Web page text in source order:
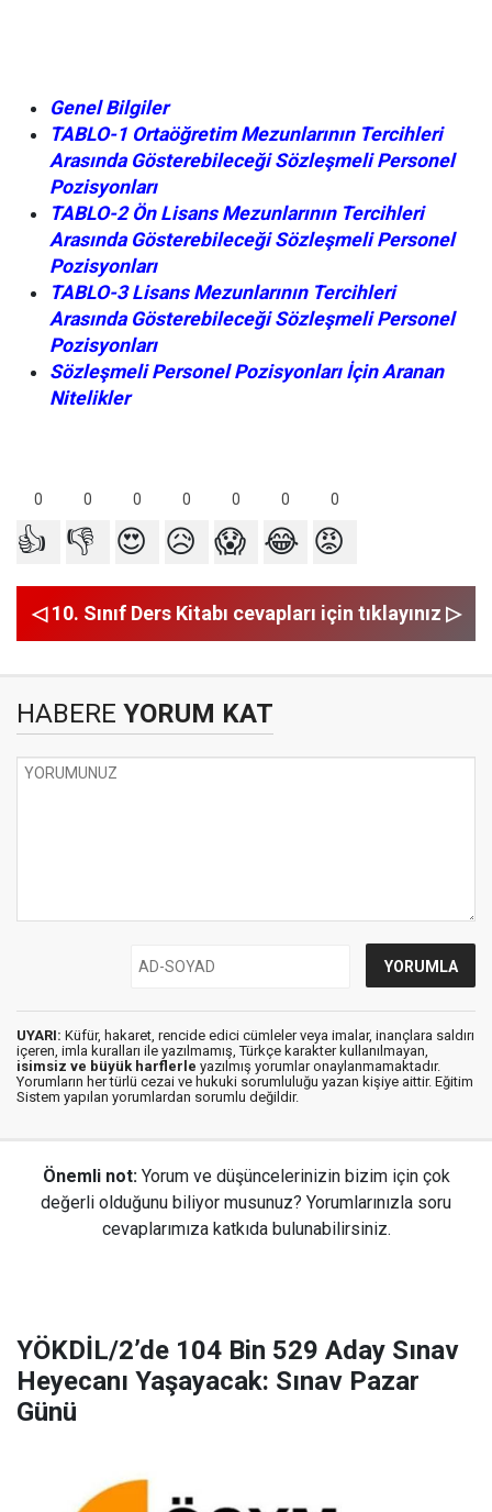
Genel Bilgiler
TABLO-1 Ortaöğretim Mezunlarının Tercihleri
Arasında Gösterebileceği Sözleşmeli Personel
Pozisyonları
TABLO-2 Ön Lisans Mezunlarının Tercihleri
Arasında Gösterebileceği Sözleşmeli Personel
Pozisyonları
TABLO-3 Lisans Mezunlarının Tercihleri
Arasında Gösterebileceği Sözleşmeli Personel
Pozisyonları
Sözleşmeli Personel Pozisyonları İçin Aranan
Nitelikler
0 0 0 0 0 0 0
👍 👎 😍 😥 😱 😂 😡
◁ 10. Sınıf Ders Kitabı cevapları için tıklayınız ▷
HABERE YORUM KAT
UYARI: Küfür, hakaret, rencide edici cümleler veya imalar, inançlara saldırı
içeren, imla kuralları ile yazılmamış, Türkçe karakter kullanılmayan,
isimsiz ve büyük harflerle yazılmış yorumlar onaylanmamaktadır.
Yorumların her türlü cezai ve hukuki sorumluluğu yazan kişiye aittir. Eğitim
Sistem yapılan yorumlardan sorumlu değildir.
Önemli not: Yorum ve düşüncelerinizin bizim için çok
değerli olduğunu biliyor musunuz? Yorumlarınızla soru
cevaplarımıza katkıda bulunabilirsiniz.
YÖKDİL/2’de 104 Bin 529 Aday Sınav
Heyecanı Yaşayacak: Sınav Pazar
Günü